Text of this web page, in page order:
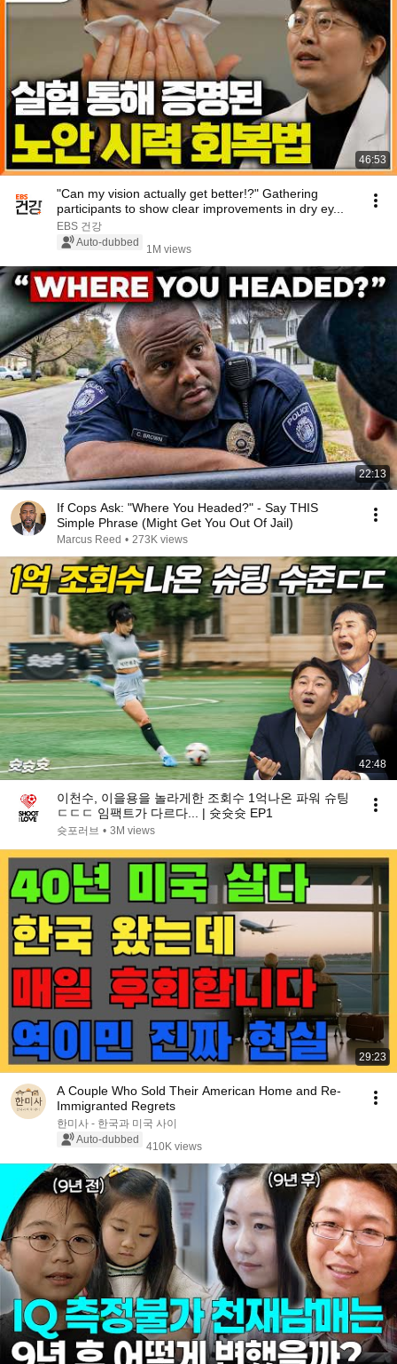
46:53
"Can my vision actually get better!?" Gathering
participants to show clear improvements in dry ey...
EBS 건강
Auto-dubbed
1M views
22:13
If Cops Ask: "Where You Headed?" - Say THIS
Simple Phrase (Might Get You Out Of Jail)
Marcus Reed • 273K views
42:48
이천수, 이을용을 놀라게한 조회수 1억나온 파워 슈팅
ㄷㄷㄷ 임팩트가 다르다... | 슛슛슛 EP1
슛포러브 • 3M views
29:23
A Couple Who Sold Their American Home and Re-
Immigranted Regrets
한미사 - 한국과 미국 사이
Auto-dubbed
410K views